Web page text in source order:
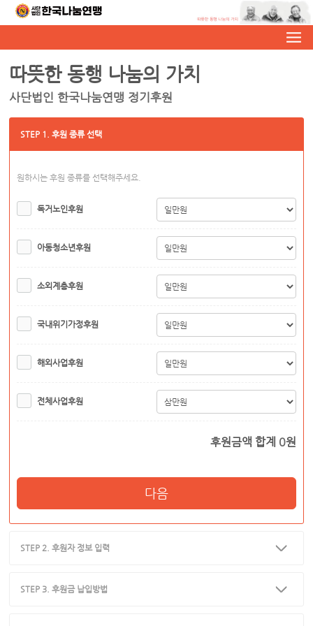
따뜻한 동행 나눔의 가치
사단법인 한국나눔연맹 정기후원
STEP 1. 후원 종류 선택
원하시는 후원 종류를 선택해주세요.
독거노인후원
아동청소년후원
소외계층후원
국내위기가정후원
해외사업후원
전체사업후원
후원금액 합계 0원
다음
STEP 2. 후원자 정보 입력
STEP 3. 후원금 납입방법